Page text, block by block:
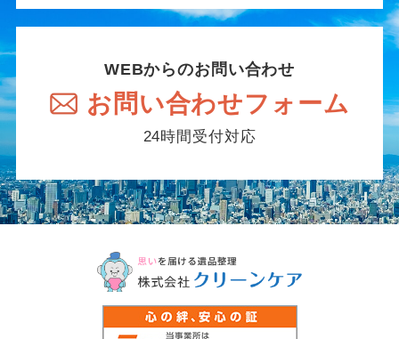
WEBからのお問い合わせ
お問い合わせフォーム
24時間受付対応